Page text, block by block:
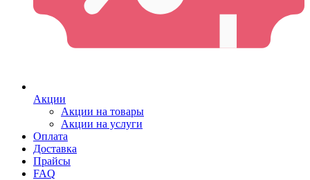
Акции
Акции на товары
Акции на услуги
Оплата
Доставка
Прайсы
FAQ